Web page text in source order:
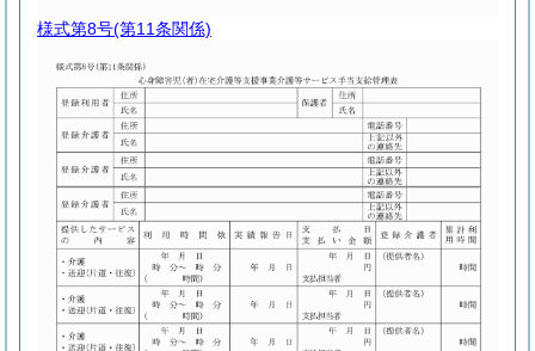
様式第8号(第11条関係)